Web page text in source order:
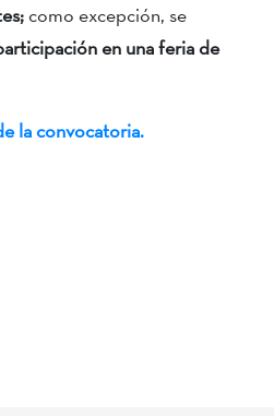
como excepción, se
en una feria de
la convocatoria.